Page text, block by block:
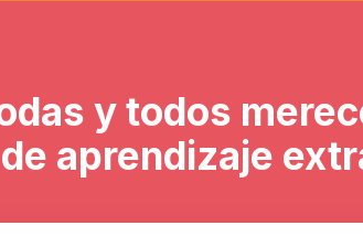
y todos
aprendizaje